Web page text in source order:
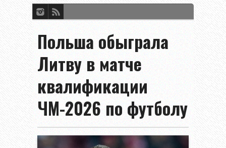
Польша обыграла
Литву в матче
квалификации
ЧМ-2026 по футболу